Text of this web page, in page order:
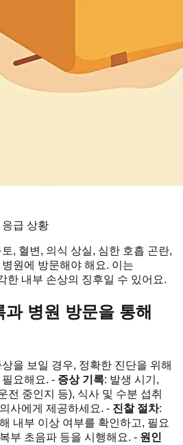
급 상황
, 혈변, 의식 상실, 심한 호흡 곤란,
원에 방문해야 해요. 이는
한 내부 손상의 징후일 수 있어요.
병원 방문을 통해
을 보일 경우, 정확한 진단을 위해
요해요. - 증상 기록: 발생 시기,
전 중인지 등), 식사 및 수분 섭취
사에게 제공하세요. - 진찰 절차:
내부 이상 여부를 확인하고, 필요
부 초음파 등을 시행해요. - 원인